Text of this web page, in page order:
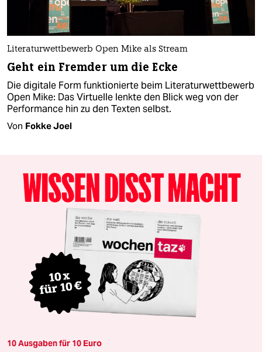
Literaturwettbewerb Open Mike als Stream
Geht ein Fremder um die Ecke
Die digitale Form funktionierte beim Literaturwettbewerb
Open Mike: Das Virtuelle lenkte den Blick weg von der
Performance hin zu den Texten selbst.
Von Fokke Joel
10 Ausgaben für 10 Euro